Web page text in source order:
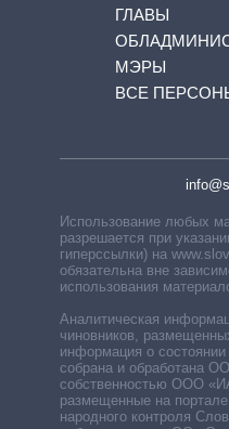
ГЛАВЫ
МЭРЫ
ВСЕ
Использование любых
разрешается при
гиперссылки) на
обязательна вне
использования
Аналитическая
чиновников,
информация о
собрана и обработана
собственностью ООО
размещенные на
народного контроля